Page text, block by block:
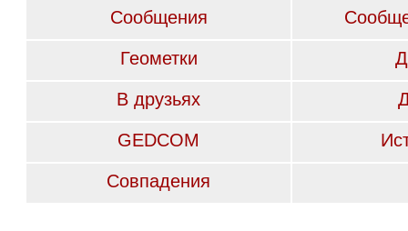
Сообщения
Геометки
В друзьях
GEDCOM
Совпадения